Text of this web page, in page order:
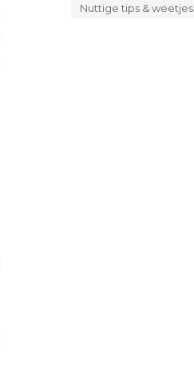
Nuttige tips & weetjes